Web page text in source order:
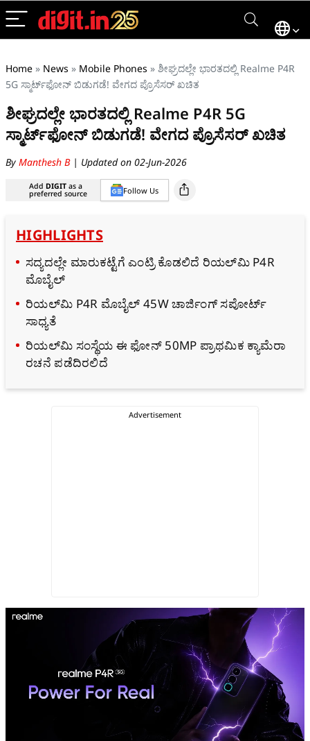
Home » News » Mobile Phones » ಶೀಘ್ರದಲ್ಲೇ ಭಾರತದಲ್ಲಿ Realme P4R
5G ಸ್ಮಾರ್ಟ್‌ಫೋನ್‌ ಬಿಡುಗಡೆ! ವೇಗದ ಪ್ರೊಸೆಸರ್‌ ಖಚಿತ
ಶೀಘ್ರದಲ್ಲೇ ಭಾರತದಲ್ಲಿ Realme P4R 5G
ಸ್ಮಾರ್ಟ್‌ಫೋನ್‌ ಬಿಡುಗಡೆ! ವೇಗದ ಪ್ರೊಸೆಸರ್‌ ಖಚಿತ
By Manthesh B | Updated on 02-Jun-2026
Add DIGIT as a
preferred source Follow Us
HIGHLIGHTS
ಸದ್ಯದಲ್ಲೇ ಮಾರುಕಟ್ಟೆಗೆ ಎಂಟ್ರಿ ಕೊಡಲಿದೆ ರಿಯಲ್‌ಮಿ P4R
ಮೊಬೈಲ್‌
ರಿಯಲ್‌ಮಿ P4R ಮೊಬೈಲ್‌ 45W ಚಾರ್ಜಿಂಗ್‌ ಸಪೋರ್ಟ್‌
ಸಾಧ್ಯತೆ
ರಿಯಲ್‌ಮಿ ಸಂಸ್ಥೆಯ ಈ ಫೋನ್‌ 50MP ಪ್ರಾಥಮಿಕ ಕ್ಯಾಮೆರಾ
ರಚನೆ ಪಡೆದಿರಲಿದೆ